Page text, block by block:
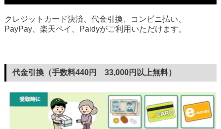
クレジットカード決済、代金引換、コンビニ払い、
PayPay、楽天ペイ、Paidyがご利用いただけます。
代金引換（手数料440円 33,000円以上無料）